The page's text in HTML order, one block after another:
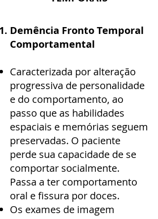
Demência Fronto Temporal
Comportamental
Caracterizada por alteração
progressiva de personalidade
e do comportamento, ao
passo que as habilidades
espaciais e memórias seguem
preservadas. O paciente
perde sua capacidade de se
comportar socialmente.
Passa a ter comportamento
oral e fissura por doces.
Os exames de imagem